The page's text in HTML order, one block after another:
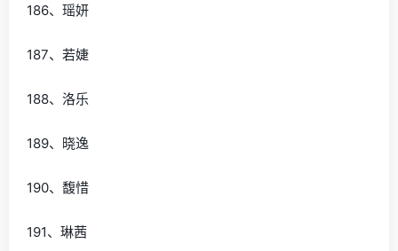
186、瑶妍
187、若婕
188、洛乐
189、晓逸
190、馥惜
191、琳茜